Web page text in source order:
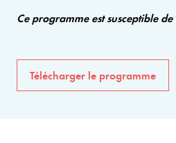
Ce programme est susceptible
Télécharger le programme